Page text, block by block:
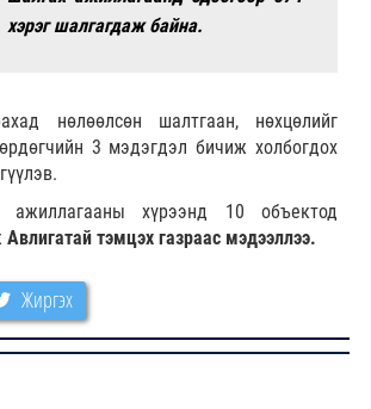
хэрэг шалгагдаж байна.
нөлөөлсөн шалтгаан, нөхцөлийг
3 мэдэгдэл бичиж холбогдох
хүрээнд 10 объектод
Авлигатай тэмцэх газраас мэдээллээ.
Жиргэх